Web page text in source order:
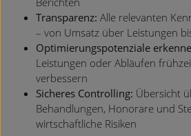
Transparenz: Alle relevanten
– von Umsatz über Leistungen
Optimierungspotenziale
Leistungen oder Abläufen
verbessern
Sicheres Controlling: Übersicht
Behandlungen, Honorare und
wirtschaftliche Risiken